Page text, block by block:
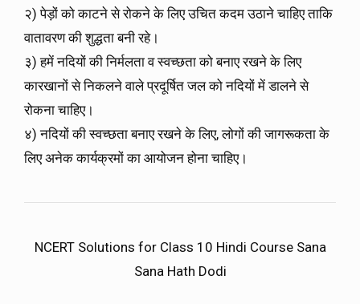
२) पेड़ों को काटने से रोकने के लिए उचित कदम उठाने चाहिए ताकि
वातावरण की शुद्धता बनी रहे।
३) हमें नदियों की निर्मलता व स्वच्छता को बनाए रखने के लिए
कारखानों से निकलने वाले प्रदूर्षित जल को नदियों में डालने से
रोकना चाहिए।
४) नदियों की स्वच्छता बनाए रखने के लिए, लोगों की जागरूकता के
लिए अनेक कार्यक्रमों का आयोजन होना चाहिए।
NCERT Solutions for Class 10 Hindi Course Sana
Sana Hath Dodi